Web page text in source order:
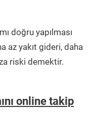
doğru yapılması
az yakıt gideri, daha
riski demektir.
online takip